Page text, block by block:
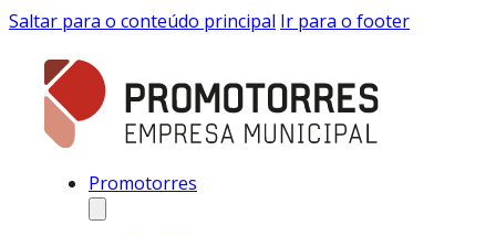
Saltar para o conteúdo principal Ir para o footer
Promotorres